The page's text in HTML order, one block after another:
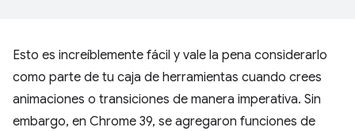
Esto es increíblemente fácil y vale la pena considerarlo
como parte de tu caja de herramientas cuando crees
animaciones o transiciones de manera imperativa. Sin
embargo, en Chrome 39, se agregaron funciones de